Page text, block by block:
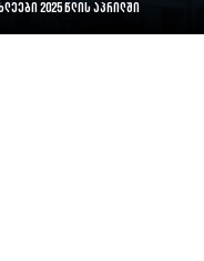
2025 წლის აპრილში